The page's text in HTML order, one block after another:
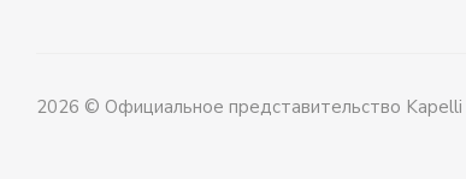
2026 © Официальное представительство